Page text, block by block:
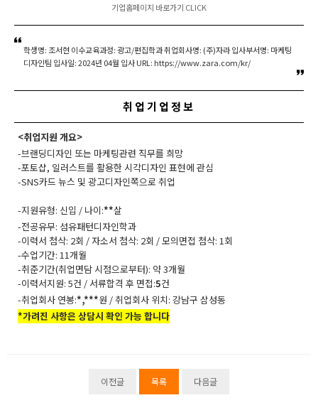
기업홈페이지 바로가기 CLICK
학생명: 조서현 이수교육과정: 광고/편집학과 취업회사명: (주)자라 입사부서명: 마케팅
디자인팀 입사일: 2024년 04월 입사 URL: https://www.zara.com/kr/
취업기업정보
<취업지원 개요>
-브랜딩디자인 또는 마케팅관련 직무를 희망
-포토샵, 일러스트를 활용한 시각디자인 표현에 관심
-SNS카드 뉴스 및 광고디자인쪽으로 취업
-지원유형: 신입 / 나이:**살
-전공유무: 섬유패턴디자인학과
-이력서 첨삭: 2회 / 자소서 첨삭: 2회 / 모의면접 첨삭: 1회
-수업기간: 11개월
-취준기간(취업면담 시점으로부터): 약 3개월
-이력서지원: 5건 / 서류합격 후 면접:5건
-취업회사 연봉:*,***원 / 취업회사 위치: 강남구 삼성동
*가려진 사항은 상담시 확인 가능 합니다
이전글 목록 다음글